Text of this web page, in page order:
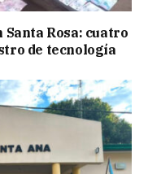
Rosa: cuatro
de tecnología